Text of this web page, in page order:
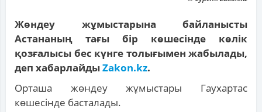
Жөндеу жұмыстарына байланысты
Астананың тағы бір көшесінде көлік
қозғалысы бес күнге толығымен жабылады,
деп хабарлайдыZakon.kz.
Орташа жөндеу жұмыстары Гаухартас
көшесінде басталады.